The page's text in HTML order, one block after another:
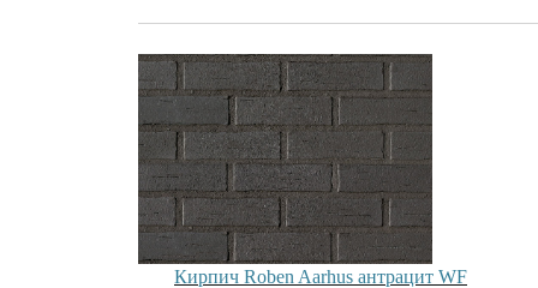
Кирпич Roben Aarhus антрацит WF